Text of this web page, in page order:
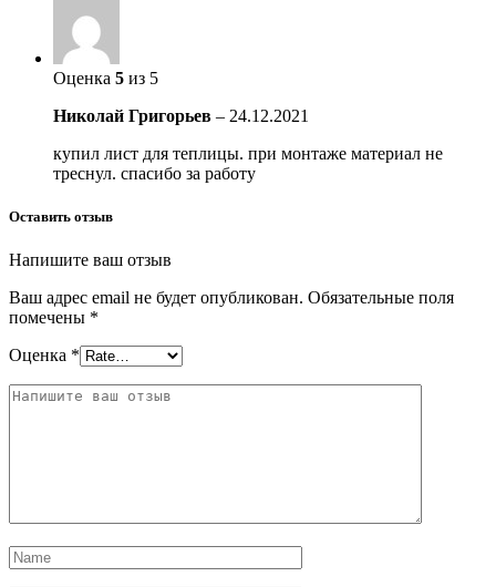
Оценка 5 из 5
Николай Григорьев – 24.12.2021
купил лист для теплицы. при монтаже материал не
треснул. спасибо за работу
Оставить отзыв
Напишите ваш отзыв
Ваш адрес email не будет опубликован. Обязательные поля
помечены *
Оценка *